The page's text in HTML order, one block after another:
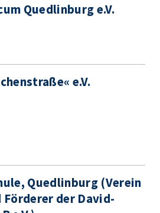
Quedlinburg e.V.
e.V.
Quedlinburg (Verein
Förderer der David-